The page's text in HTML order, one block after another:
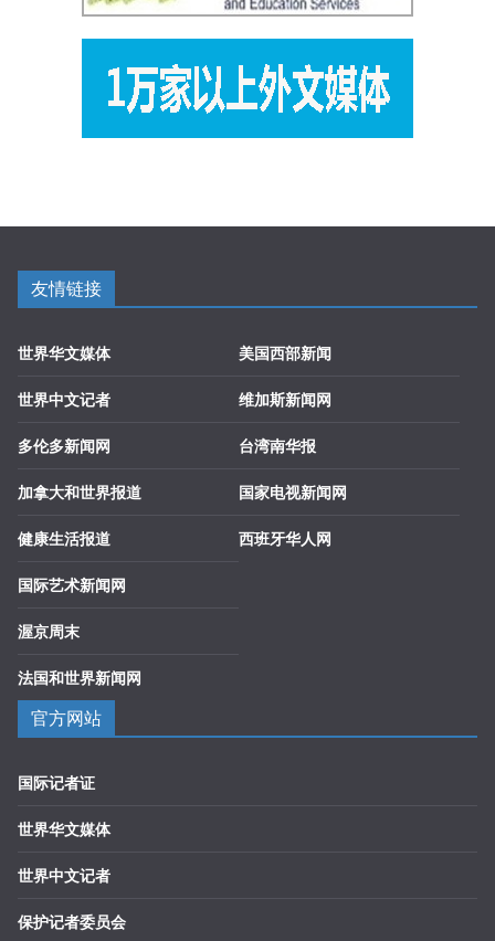
友情链接
世界华文媒体
世界中文记者
多伦多新闻网
加拿大和世界报道
健康生活报道
国际艺术新闻网
渥京周末
法国和世界新闻网
美国西部新闻
维加斯新闻网
台湾南华报
国家电视新闻网
西班牙华人网
官方网站
国际记者证
世界华文媒体
世界中文记者
保护记者委员会